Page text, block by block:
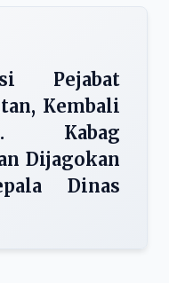
Pejabat
Kembali
Kabag
Dijagokan
Dinas